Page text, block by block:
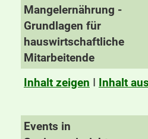
Mangelernährung -
Grundlagen für
hauswirtschaftliche
Mitarbeitende
Inhalt zeigen I Inhalt
Events in